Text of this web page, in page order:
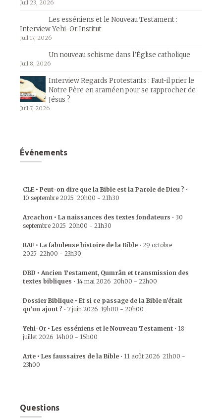
Juil 23, 2026
Les esséniens et le Nouveau Testament :
Interview Yehi-Or Institut
Juil 17, 2026
Un nouveau schisme dans l’Église catholique
Juil 8, 2026
Interview Regards Protestants : Faut-il prier le
Notre Père en araméen pour se rapprocher de
Jésus ?
Juil 7, 2026
Événements
CLE • Peut-on dire que la Bible est la Parole de Dieu ? •
10 septembre 2025 20h00 - 21h30
Arcachon • La naissances des textes fondateurs • 30
septembre 2025 20h00 - 21h30
RAF • La fabuleuse histoire de la Bible • 29 octobre
2025 22h00 - 23h30
DBD • Ancien Testament, Qumrân et transmission des
textes bibliques • 14 mai 2026 20h00 - 22h00
Dossier Biblique • Et si ce passage de la Bible n’était
qu’un ajout ? • 7 juin 2026 19h00 - 20h00
Yehi-Or • Les esséniens et le Nouveau Testament • 18
juillet 2026 14h00 - 15h00
Arte • Les faussaires de la Bible • 11 août 2026 21h00 -
23h00
Questions